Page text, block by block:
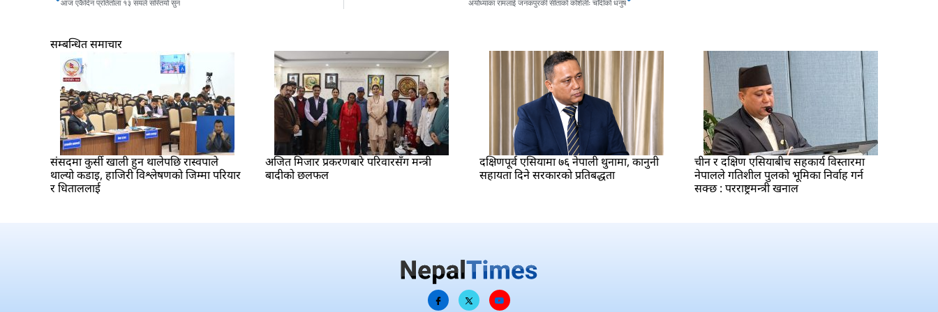
आज एकैदिन प्रतितोला १३ सयले सस्तियो सुन अयोध्याका रामलाई जनकपुरकी सीताको कोशेलीः चाँदीको धनुष
सम्बन्धित समाचार
संसदमा कुर्सी खाली हुन थालेपछि रास्वपाले
थाल्यो कडाइ, हाजिरी विश्लेषणको जिम्मा परियार
र धिताललाई
अजित मिजार प्रकरणबारे परिवारसँग मन्त्री
बादीको छलफल
दक्षिणपूर्व एसियामा ७६ नेपाली थुनामा, कानुनी
सहायता दिने सरकारको प्रतिबद्धता
चीन र दक्षिण एसियाबीच सहकार्य विस्तारमा
नेपालले गतिशील पुलको भूमिका निर्वाह गर्न
सक्छ : परराष्ट्रमन्त्री खनाल